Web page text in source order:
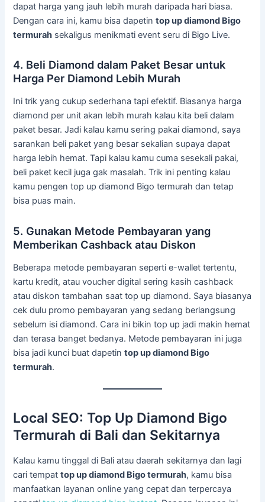
dapat harga yang jauh lebih murah daripada hari biasa.
Dengan cara ini, kamu bisa dapetintop up diamond Bigo
termurah sekaligus menikmati event seru di Bigo Live.
4. Beli Diamond dalam Paket Besar untuk
Harga Per Diamond Lebih Murah
Ini trik yang cukup sederhana tapi efektif. Biasanya harga
diamond per unit akan lebih murah kalau kita beli dalam
paket besar. Jadi kalau kamu sering pakai diamond, saya
sarankan beli paket yang besar sekalian supaya dapat
harga lebih hemat. Tapi kalau kamu cuma sesekali pakai,
beli paket kecil juga gak masalah. Trik ini penting kalau
kamu pengen top up diamond Bigo termurah dan tetap
bisa puas main.
5. Gunakan Metode Pembayaran yang
Memberikan Cashback atau Diskon
Beberapa metode pembayaran seperti e-wallet tertentu,
kartu kredit, atau voucher digital sering kasih cashback
atau diskon tambahan saat top up diamond. Saya biasanya
cek dulu promo pembayaran yang sedang berlangsung
sebelum isi diamond. Cara ini bikin top up jadi makin hemat
dan terasa banget bedanya. Metode pembayaran ini juga
bisa jadi kunci buat dapetintop up diamond Bigo
termurah.
Local SEO: Top Up Diamond Bigo
Termurah di Bali dan Sekitarnya
Kalau kamu tinggal di Bali atau daerah sekitarnya dan lagi
cari tempattop up diamond Bigo termurah, kamu bisa
manfaatkan layanan online yang cepat dan terpercaya